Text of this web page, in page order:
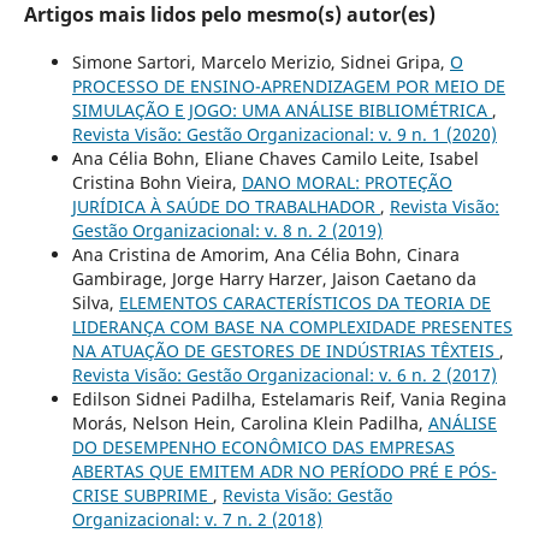
Artigos mais lidos pelo mesmo(s) autor(es)
Simone Sartori, Marcelo Merizio, Sidnei Gripa, O
PROCESSO DE ENSINO-APRENDIZAGEM POR MEIO DE
SIMULAÇÃO E JOGO: UMA ANÁLISE BIBLIOMÉTRICA ,
Revista Visão: Gestão Organizacional: v. 9 n. 1 (2020)
Ana Célia Bohn, Eliane Chaves Camilo Leite, Isabel
Cristina Bohn Vieira, DANO MORAL: PROTEÇÃO
JURÍDICA À SAÚDE DO TRABALHADOR , Revista Visão:
Gestão Organizacional: v. 8 n. 2 (2019)
Ana Cristina de Amorim, Ana Célia Bohn, Cinara
Gambirage, Jorge Harry Harzer, Jaison Caetano da
Silva, ELEMENTOS CARACTERÍSTICOS DA TEORIA DE
LIDERANÇA COM BASE NA COMPLEXIDADE PRESENTES
NA ATUAÇÃO DE GESTORES DE INDÚSTRIAS TÊXTEIS ,
Revista Visão: Gestão Organizacional: v. 6 n. 2 (2017)
Edilson Sidnei Padilha, Estelamaris Reif, Vania Regina
Morás, Nelson Hein, Carolina Klein Padilha, ANÁLISE
DO DESEMPENHO ECONÔMICO DAS EMPRESAS
ABERTAS QUE EMITEM ADR NO PERÍODO PRÉ E PÓS-
CRISE SUBPRIME , Revista Visão: Gestão
Organizacional: v. 7 n. 2 (2018)